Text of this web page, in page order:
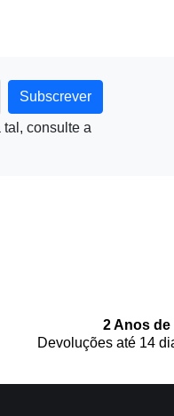
consulte a
2 Anos de
Devoluções até 14